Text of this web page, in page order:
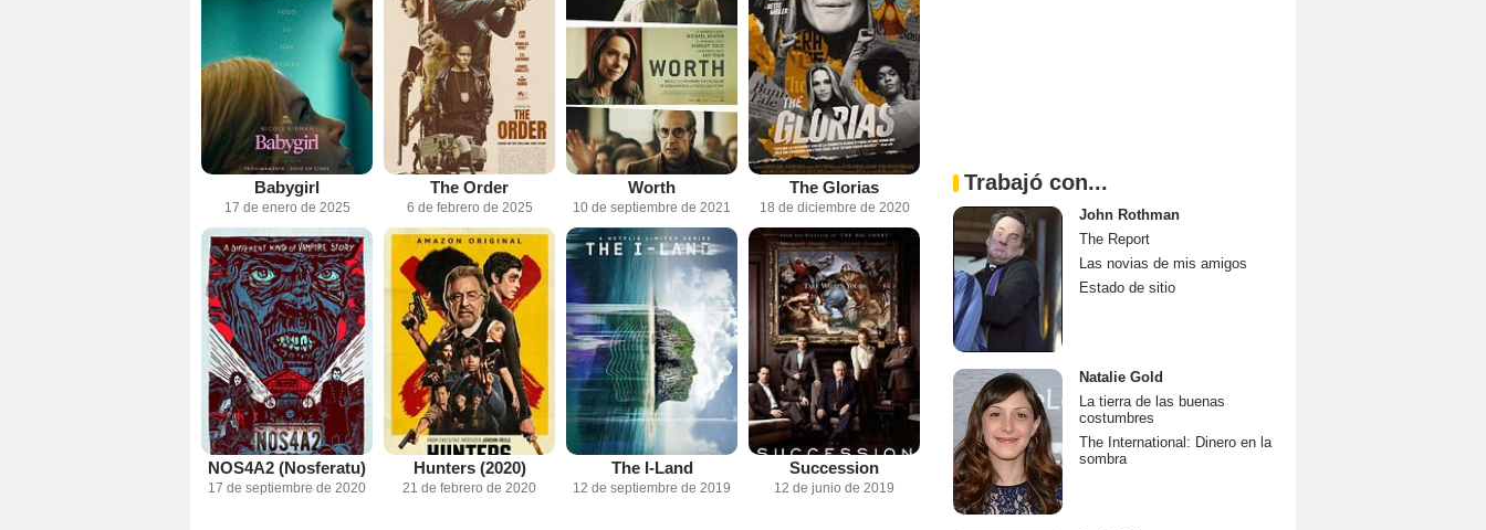
Babygirl
17 de enero de 2025
The Order
6 de febrero de 2025
Worth
10 de septiembre de 2021
The Glorias
18 de diciembre de 2020
NOS4A2 (Nosferatu)
17 de septiembre de 2020
Hunters (2020)
21 de febrero de 2020
The I-Land
12 de septiembre de 2019
Succession
12 de junio de 2019
Trabajó con...
John Rothman
The Report
Las novias de mis amigos
Estado de sitio
Natalie Gold
La tierra de las buenas
costumbres
The International: Dinero en la
sombra